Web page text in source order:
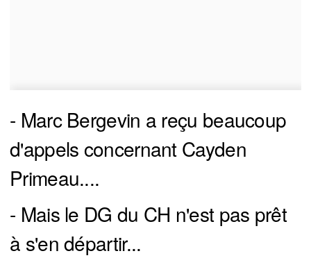
- Marc Bergevin a reçu beaucoup
d'appels concernant Cayden
Primeau....
- Mais le DG du CH n'est pas prêt
à s'en départir...